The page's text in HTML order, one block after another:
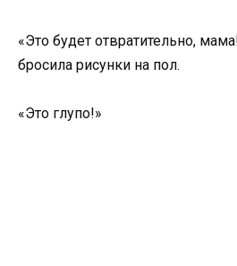
«Это будет отвратительно,
бросила рисунки на пол.
«Это глупо!»